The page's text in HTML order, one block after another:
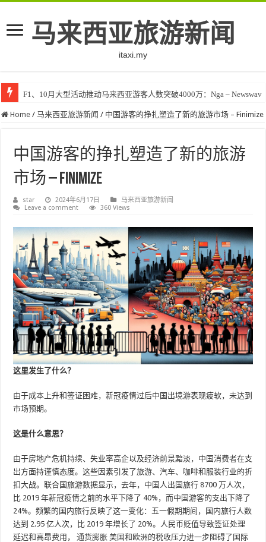
马来西亚旅游新闻
itaxi.my
F1、10月大型活动推动马来西亚游客人数突破4000万：Nga – Newswav
Home / 马来西亚旅游新闻 / 中国游客的挣扎塑造了新的旅游市场 – Finimize
中国游客的挣扎塑造了新的旅游
市场 – Finimize
star 2024年6月17日
马来西亚旅游新闻
Leave a comment
360 Views
这里发生了什么？
由于成本上升和签证困难，新冠疫情过后中国出境游表现疲软，未达到
市场预期。
这是什么意思？
由于房地产危机持续、失业率高企以及经济前景黯淡，中国消费者在支
出方面持谨慎态度。这些因素引发了旅游、汽车、咖啡和服装行业的折
扣大战。联合国旅游数据显示，去年，中国人出国旅行 8700 万人次，
比 2019 年新冠疫情之前的水平下降了 40%，而中国游客的支出下降了
24%。频繁的国内旅行反映了这一变化：五一假期期间，国内旅行人数
达到 2.95 亿人次，比 2019 年增长了 20%。人民币贬值导致签证处理
延迟和高昂费用，通货膨胀 美国和欧洲的税收压力进一步阻碍了国际